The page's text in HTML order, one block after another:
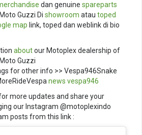
dan genuine spareparts
Guzzi Di showroom atau toped
map link, toped dan weblink di bio
aboutour Motoplex dealership of
Guzzi
for other info >> Vespa946Snake
news vespa946
more updates and share your
our Instagram @motoplexindo
posts from this link :